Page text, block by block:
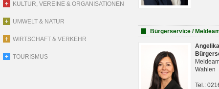
KULTUR, VEREINE & ORGANISATIONEN
UMWELT & NATUR
WIRTSCHAFT & VERKEHR
TOURISMUS
Bürgerservice /
Wahlen
Tel.: